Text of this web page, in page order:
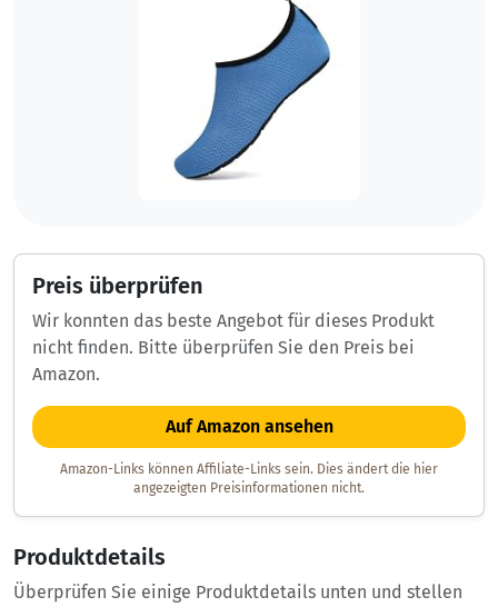
Preis überprüfen
Wir konnten das beste Angebot für dieses Produkt
nicht finden. Bitte überprüfen Sie den Preis bei
Amazon.
Auf Amazon ansehen
Amazon-Links können Affiliate-Links sein. Dies ändert die hier
angezeigten Preisinformationen nicht.
Produktdetails
Überprüfen Sie einige Produktdetails unten und stellen